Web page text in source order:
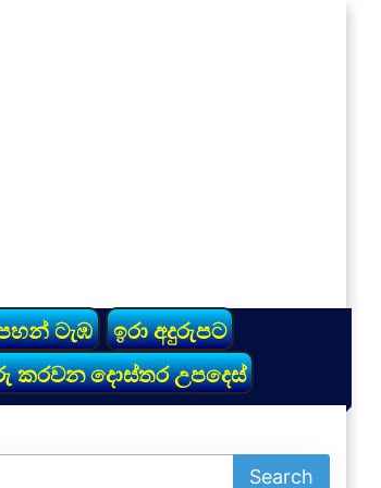
ටැඹ
ඉරා අදුරුපට
කරවන දොස්තර උපදෙස්